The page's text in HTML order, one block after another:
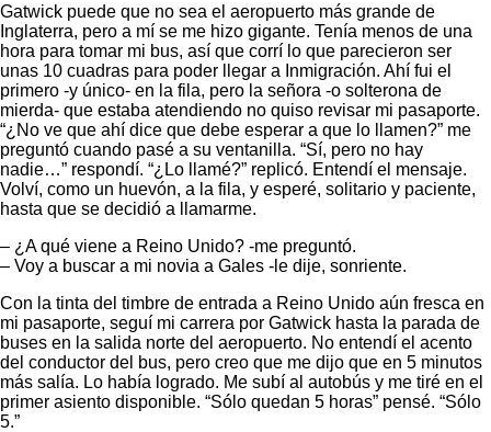
Gatwick puede que no sea el aeropuerto más grande de
Inglaterra, pero a mí se me hizo gigante. Tenía menos de una
hora para tomar mi bus, así que corrí lo que parecieron ser
unas 10 cuadras para poder llegar a Inmigración. Ahí fui el
primero -y único- en la fila, pero la señora -o solterona de
mierda- que estaba atendiendo no quiso revisar mi pasaporte.
“¿No ve que ahí dice que debe esperar a que lo llamen?” me
preguntó cuando pasé a su ventanilla. “Sí, pero no hay
nadie…” respondí. “¿Lo llamé?” replicó. Entendí el mensaje.
Volví, como un huevón, a la fila, y esperé, solitario y paciente,
hasta que se decidió a llamarme.
– ¿A qué viene a Reino Unido? -me preguntó.
– Voy a buscar a mi novia a Gales -le dije, sonriente.
Con la tinta del timbre de entrada a Reino Unido aún fresca en
mi pasaporte, seguí mi carrera por Gatwick hasta la parada de
buses en la salida norte del aeropuerto. No entendí el acento
del conductor del bus, pero creo que me dijo que en 5 minutos
más salía. Lo había logrado. Me subí al autobús y me tiré en el
primer asiento disponible. “Sólo quedan 5 horas” pensé. “Sólo
5.”